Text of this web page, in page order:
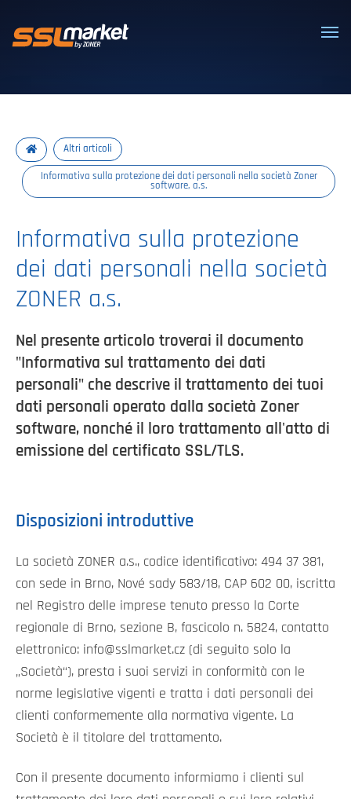
Altri articoli
Informativa sulla protezione dei dati personali nella società Zoner
software, a.s.
Informativa sulla protezione
dei dati personali nella società
ZONER a.s.
Nel presente articolo troverai il documento
"Informativa sul trattamento dei dati
personali" che descrive il trattamento dei tuoi
dati personali operato dalla società Zoner
software, nonché il loro trattamento all'atto di
emissione del certificato SSL/TLS.
Disposizioni introduttive
La società ZONER a.s., codice identificativo: 494 37 381,
con sede in Brno, Nové sady 583/18, CAP 602 00, iscritta
nel Registro delle imprese tenuto presso la Corte
regionale di Brno, sezione B, fascicolo n. 5824, contatto
elettronico: info@sslmarket.cz (di seguito solo la
„Società“), presta i suoi servizi in conformità con le
norme legislative vigenti e tratta i dati personali dei
clienti conformemente alla normativa vigente. La
Società è il titolare del trattamento.
Con il presente documento informiamo i clienti sul